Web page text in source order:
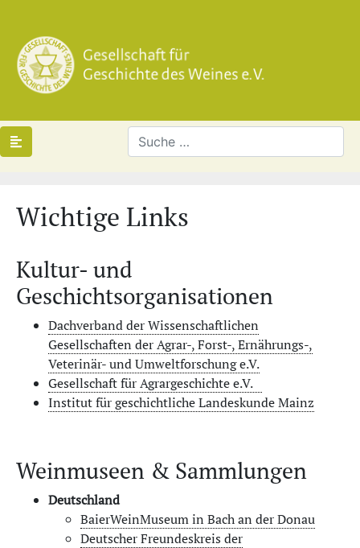
Wichtige Links
Kultur- und
Geschichtsorganisationen
Dachverband der Wissenschaftlichen
Gesellschaften der Agrar-, Forst-, Ernährungs-,
Veterinär- und Umweltforschung e.V.
Gesellschaft für Agrargeschichte e.V.
Institut für geschichtliche Landeskunde Mainz
Weinmuseen & Sammlungen
Deutschland
BaierWeinMuseum in Bach an der Donau
Deutscher Freundeskreis der